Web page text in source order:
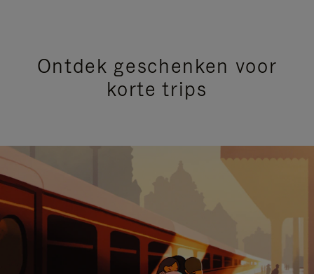
Ontdek geschenken voor
korte trips